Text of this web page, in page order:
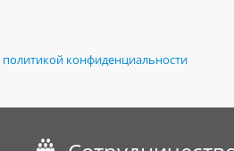
политикой конфиденциальности